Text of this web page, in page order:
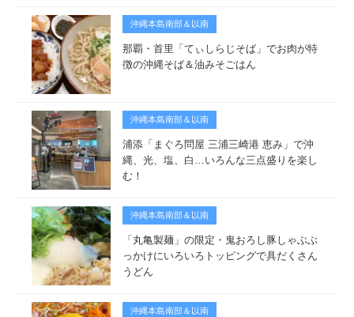
沖縄本島南部＆以南
那覇・首里「てぃしらじそば」でお肉が特
徴の沖縄そば＆油みそごはん
沖縄本島南部＆以南
浦添「まぐろ問屋 三浦三崎港 恵み」で沖
縄、光、塩、白…いろんな三点盛りを楽し
む！
沖縄本島南部＆以南
「丸亀製麺」の限定・鬼おろし豚しゃぶぶ
っかけにいろいろトッピングで具だくさん
うどん
沖縄本島南部＆以南